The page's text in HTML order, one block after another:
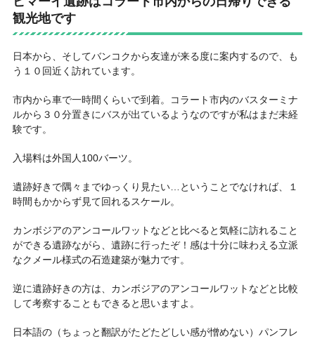
観光地です
日本から、そしてバンコクから友達が来る度に案内するので、も
う１０回近く訪れています。
市内から車で一時間くらいで到着。コラート市内のバスターミナ
ルから３０分置きにバスが出ているようなのですが私はまだ未経
験です。
入場料は外国人100バーツ。
遺跡好きで隅々までゆっくり見たい…ということでなければ、１
時間もかからず見て回れるスケール。
カンボジアのアンコールワットなどと比べると気軽に訪れること
ができる遺跡ながら、遺跡に行ったぞ！感は十分に味わえる立派
なクメール様式の石造建築が魅力です。
逆に遺跡好きの方は、カンボジアのアンコールワットなどと比較
して考察することもできると思いますよ。
日本語の（ちょっと翻訳がたどたどしい感が憎めない）パンフレ